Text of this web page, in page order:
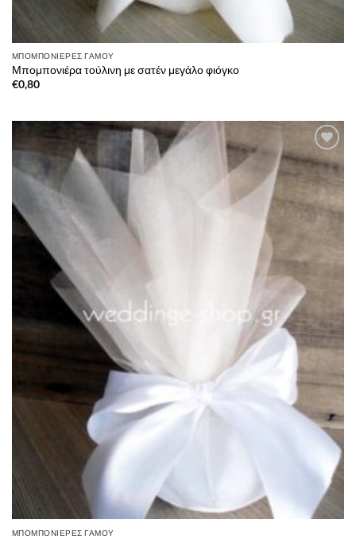
ΜΠΟΜΠΟΝΙΈΡΕΣ ΓΆΜΟΥ
Μπομπονιέρα τούλινη με σατέν μεγάλο φιόγκο
€0,80
Πρόσθήκη
στην λίστα
επιθυμιών
ΜΠΟΜΠΟΝΙΈΡΕΣ ΓΆΜΟΥ